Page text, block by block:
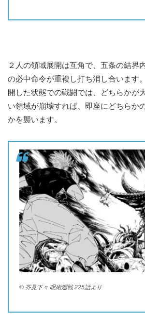
２人の領域展開は互角で、五条の結界
の必中命令が重複し打ち消し合います
開した状態での戦闘では、どちらかが
い領域が崩壊すれば、即座にどちらか
かを襲います。
© 芥見下々 呪術廻戦 225話より